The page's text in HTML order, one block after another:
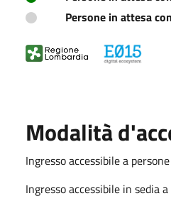
Persone in attesa
Modalità
Ingresso accessibile a
Ingresso accessibile in sedia